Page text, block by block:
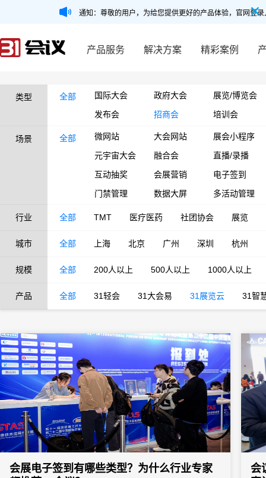
通知：尊敬的用户，为给您提供更好的产品体验，官网登
产品服务 解决方案 精彩案例
类型 全部 国际大会 政府大会
展览/博览会
发布会
招商会 培训会
场景 全部 微网站 大会网站
展会小程序
元宇宙大会
融合会
直播/录播
互动抽奖
会展营销
电子签到
门禁管理
数据大屏 多活动管理
行业 全部 TMT 医疗医药 社团协会 展览
城市 全部 上海 北京 广州 深圳 杭州
规模 全部 200人以上 500人以上 1000人以上
产品 全部 31轻会 31大会易 31展览云 31智
会展电子签到有哪些类型？为什么行业专家
会